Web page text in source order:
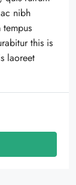
nibh
this is
laoreet